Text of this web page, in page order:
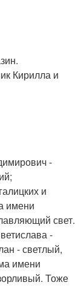
Кирилла и
-
и
имени
свет.
-
- светлый,
имени
Тоже